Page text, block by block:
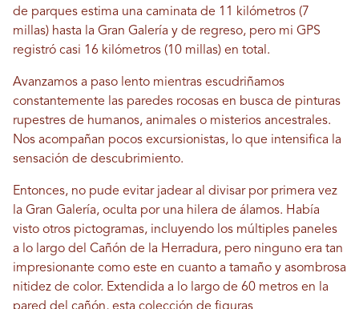
de parques estima una caminata de 11 kilómetros (7
millas) hasta la Gran Galería y de regreso, pero mi GPS
registró casi 16 kilómetros (10 millas) en total.
Avanzamos a paso lento mientras escudriñamos
constantemente las paredes rocosas en busca de pinturas
rupestres de humanos, animales o misterios ancestrales.
Nos acompañan pocos excursionistas, lo que intensifica la
sensación de descubrimiento.
Entonces, no pude evitar jadear al divisar por primera vez
la Gran Galería, oculta por una hilera de álamos. Había
visto otros pictogramas, incluyendo los múltiples paneles
a lo largo del Cañón de la Herradura, pero ninguno era tan
impresionante como este en cuanto a tamaño y asombrosa
nitidez de color. Extendida a lo largo de 60 metros en la